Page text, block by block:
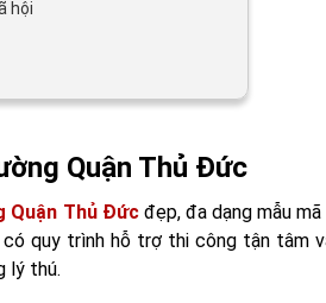
hội
Quận Thủ Đức
Quận Thủ Đứcđẹp, đa dạng mẫu
quy trình hỗ trợ thi công tận tâm
lý thú.